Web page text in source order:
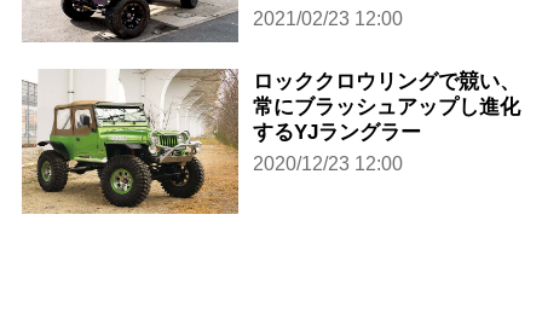
2021/02/23 12:00
ロッククロウリングで競い、
常にブラッシュアップし進化
するYJラングラー
2020/12/23 12:00